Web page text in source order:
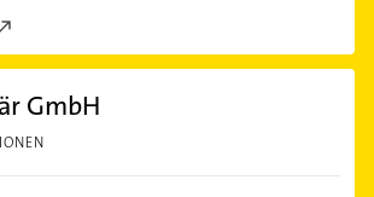
GmbH